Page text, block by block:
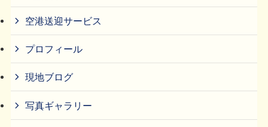
空港送迎サービス
プロフィール
現地ブログ
写真ギャラリー